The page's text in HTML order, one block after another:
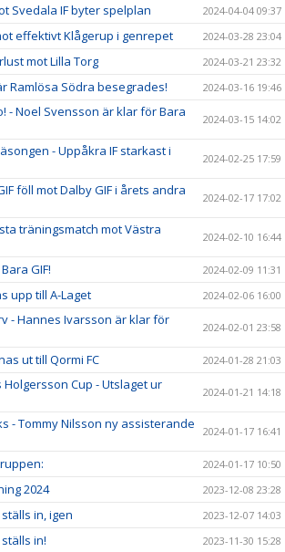
Svedala IF byter spelplan 2024-04-04 09:37
effektivt Klågerup i genrepet 2024-03-28 23:04
mot Lilla Torg 2024-03-21 23:32
Ramlösa Södra besegrades! 2024-03-16 19:46
- Noel Svensson är klar för Bara
2024-03-15 14:02
- Uppåkra IF starkast i
2024-02-25 17:59
föll mot Dalby GIF i årets andra
2024-02-17 17:02
träningsmatch mot Västra
2024-02-10 16:44
GIF! 2024-02-09 11:31
upp till A-Laget 2024-02-06 16:00
- Hannes Ivarsson är klar för
2024-02-01 23:58
ut till Qormi FC 2024-01-28 21:03
Cup - Utslaget ur
2024-01-21 14:18
- Tommy Nilsson ny assisterande
2024-01-17 16:41
2024-01-17 10:50
2024 2023-12-08 23:28
in, igen 2023-12-07 14:03
in! 2023-11-30 15:28